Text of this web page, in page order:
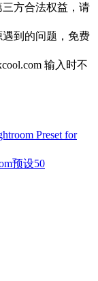
方合法权益，请
到的问题，免费
输入时不
Preset for
预设50